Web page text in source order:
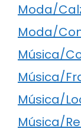
Moda/
Moda/
Música/
Música/
Música/
Música/